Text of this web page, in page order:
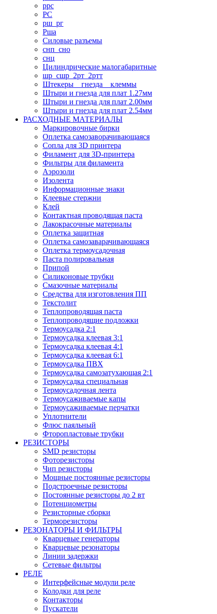
ррс
РС
рш_рг
Рша
Силовые разъемы
снп_сно
снц
Цилиндрические малогабаритные
шр_сшр_2рт_2ртт
Штекеры _ гнезда _ клеммы
Штыри и гнезда для плат 1.27мм
Штыри и гнезда для плат 2.00мм
Штыри и гнезда для плат 2.54мм
РАСХОДНЫЕ МАТЕРИАЛЫ
Маркировочные бирки
Оплетка самозаворачивающаяся
Сопла для 3D принтера
Филамент для 3D-принтера
Фильтры для филамента
Аэрозоли
Изолента
Информационные знаки
Клеевые стержни
Клей
Контактная проводящая паста
Лакокрасочные материалы
Оплетка защитная
Оплетка самозаварачивающаяся
Оплетка термоусадочная
Паста полировальная
Припой
Силиконовые трубки
Смазочные материалы
Средства для изготовления ПП
Текстолит
Теплопроводящая паста
Теплопроводящие подложки
Термоусадка 2:1
Термоусадка клеевая 3:1
Термоусадка клеевая 4:1
Термоусадка клеевая 6:1
Термоусадка ПВХ
Термоусадка самозатухающая 2:1
Термоусадка специальная
Термоусадочная лента
Термоусаживаемые капы
Термоусаживаемые перчатки
Уплотнители
Флюс паяльный
Фторопластовые трубки
РЕЗИСТОРЫ
SMD резисторы
Фоторезисторы
Чип резисторы
Мощные постоянные резисторы
Подстроечные резисторы
Постоянные резисторы до 2 вт
Потенциометры
Резисторные сборки
Терморезисторы
РЕЗОНАТОРЫ И ФИЛЬТРЫ
Кварцевые генераторы
Кварцевые резонаторы
Линии задержки
Сетевые фильтры
РЕЛЕ
Интерфейсные модули реле
Колодки для реле
Контакторы
Пускатели